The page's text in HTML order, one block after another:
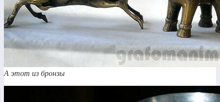
А этот из бронзы